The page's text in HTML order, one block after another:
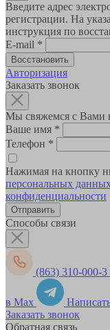
Введите адрес
регистрации. На
инструкция по
E-mail *
Авторизация
Заказать звонок
Мы свяжемся с Вами
Ваше имя *
Телефон *
Нажимая на кнопку
персональных данных
конфиденциальности
Способы связи
(863) 310-000-3
в Max
Заказать звонок
Обратная связь